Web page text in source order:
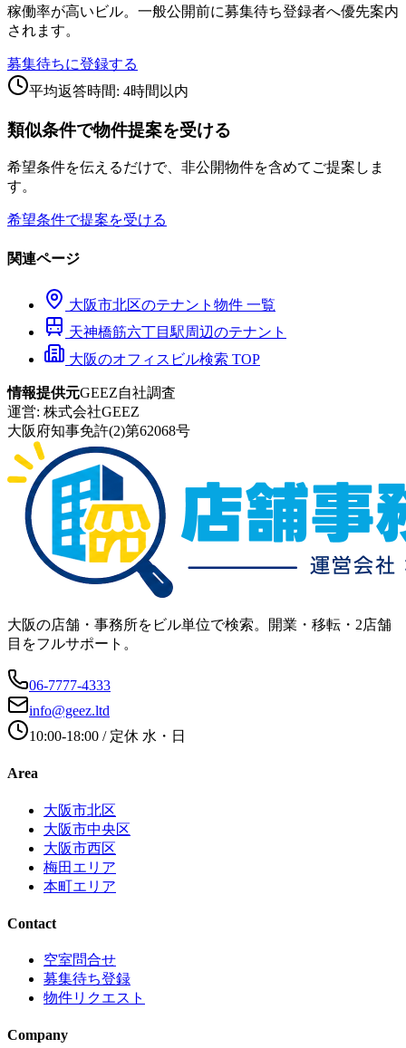
稼働率が高いビル。一般公開前に募集待ち登録者へ優先案内
されます。
募集待ちに登録する
平均返答時間: 4時間以内
類似条件で物件提案を受ける
希望条件を伝えるだけで、非公開物件を含めてご提案しま
す。
希望条件で提案を受ける
関連ページ
大阪市北区のテナント物件 一覧
天神橋筋六丁目 駅周辺のテナント
大阪のオフィスビル検索 TOP
情報提供元GEEZ自社調査
運営: 株式会社GEEZ
大阪府知事免許(2)第62068号
大阪の店舗・事務所をビル単位で検索。開業・移転・2店舗
目をフルサポート。
06-7777-4333
info@geez.ltd
10:00-18:00 / 定休 水・日
Area
大阪市北区
大阪市中央区
大阪市西区
梅田エリア
本町エリア
Contact
空室問合せ
募集待ち登録
物件リクエスト
Company